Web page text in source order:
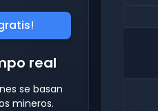
real
se basan
mineros.